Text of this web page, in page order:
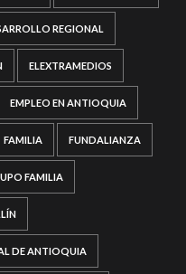
REGIONAL
ELEXTRAMEDIOS
EMPLEO EN ANTIOQUIA
FAMILIA FUNDALIANZA
FAMILIA
DE ANTIOQUIA